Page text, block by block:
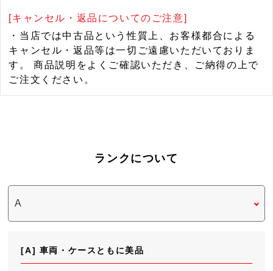
[キャンセル・返品についてのご注意]
・当店では中古品という性質上、お客様都合による
キャンセル・返品等は一切ご遠慮いただいておりま
す。 商品説明をよくご確認いただき、ご納得の上で
ご注文ください。
ランクについて
[A] 車両・ケースともに美品